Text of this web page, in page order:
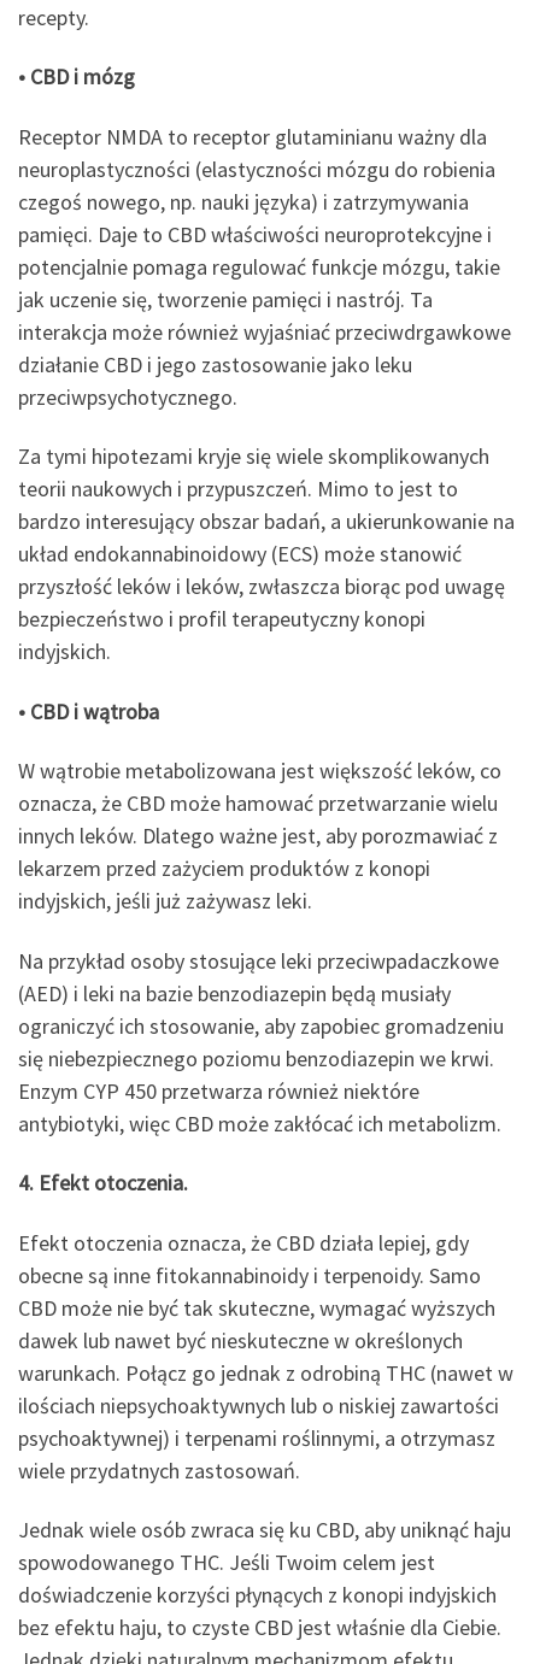
recepty.
• CBD i mózg
Receptor NMDA to receptor glutaminianu ważny dla
neuroplastyczności (elastyczności mózgu do robienia
czegoś nowego, np. nauki języka) i zatrzymywania
pamięci. Daje to CBD właściwości neuroprotekcyjne i
potencjalnie pomaga regulować funkcje mózgu, takie
jak uczenie się, tworzenie pamięci i nastrój. Ta
interakcja może również wyjaśniać przeciwdrgawkowe
działanie CBD i jego zastosowanie jako leku
przeciwpsychotycznego.
Za tymi hipotezami kryje się wiele skomplikowanych
teorii naukowych i przypuszczeń. Mimo to jest to
bardzo interesujący obszar badań, a ukierunkowanie na
układ endokannabinoidowy (ECS) może stanowić
przyszłość leków i leków, zwłaszcza biorąc pod uwagę
bezpieczeństwo i profil terapeutyczny konopi
indyjskich.
• CBD i wątroba
W wątrobie metabolizowana jest większość leków, co
oznacza, że ​​CBD może hamować przetwarzanie wielu
innych leków. Dlatego ważne jest, aby porozmawiać z
lekarzem przed zażyciem produktów z konopi
indyjskich, jeśli już zażywasz leki.
Na przykład osoby stosujące leki przeciwpadaczkowe
(AED) i leki na bazie benzodiazepin będą musiały
ograniczyć ich stosowanie, aby zapobiec gromadzeniu
się niebezpiecznego poziomu benzodiazepin we krwi.
Enzym CYP 450 przetwarza również niektóre
antybiotyki, więc CBD może zakłócać ich metabolizm.
4. Efekt otoczenia.
Efekt otoczenia oznacza, że ​​CBD działa lepiej, gdy
obecne są inne fitokannabinoidy i terpenoidy. Samo
CBD może nie być tak skuteczne, wymagać wyższych
dawek lub nawet być nieskuteczne w określonych
warunkach. Połącz go jednak z odrobiną THC (nawet w
ilościach niepsychoaktywnych lub o niskiej zawartości
psychoaktywnej) i terpenami roślinnymi, a otrzymasz
wiele przydatnych zastosowań.
Jednak wiele osób zwraca się ku CBD, aby uniknąć haju
spowodowanego THC. Jeśli Twoim celem jest
doświadczenie korzyści płynących z konopi indyjskich
bez efektu haju, to czyste CBD jest właśnie dla Ciebie.